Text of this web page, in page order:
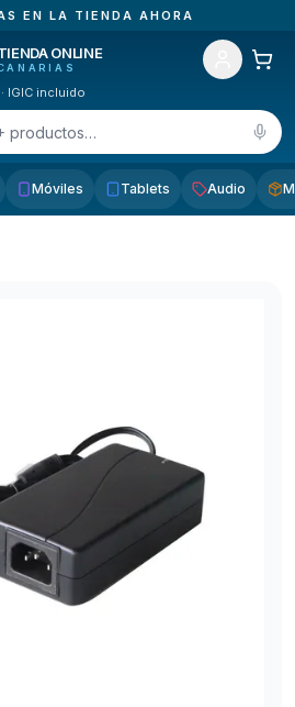
EN LA TIENDA AHORA
ONLINE
IGIC incluido
productos…
Móviles Tablets Audio